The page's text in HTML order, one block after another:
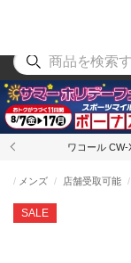
ワコール
SALE
メンズ 店舗受取可能